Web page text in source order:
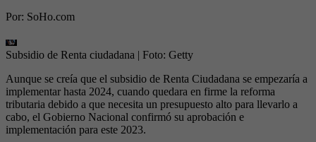
Por: SoHo.com
Subsidio de Renta ciudadana | Foto: Getty
Aunque se creía que el subsidio de Renta Ciudadana se empezaría a
implementar hasta 2024, cuando quedara en firme la reforma
tributaria debido a que necesita un presupuesto alto para llevarlo a
cabo, el Gobierno Nacional confirmó su aprobación e
implementación para este 2023.